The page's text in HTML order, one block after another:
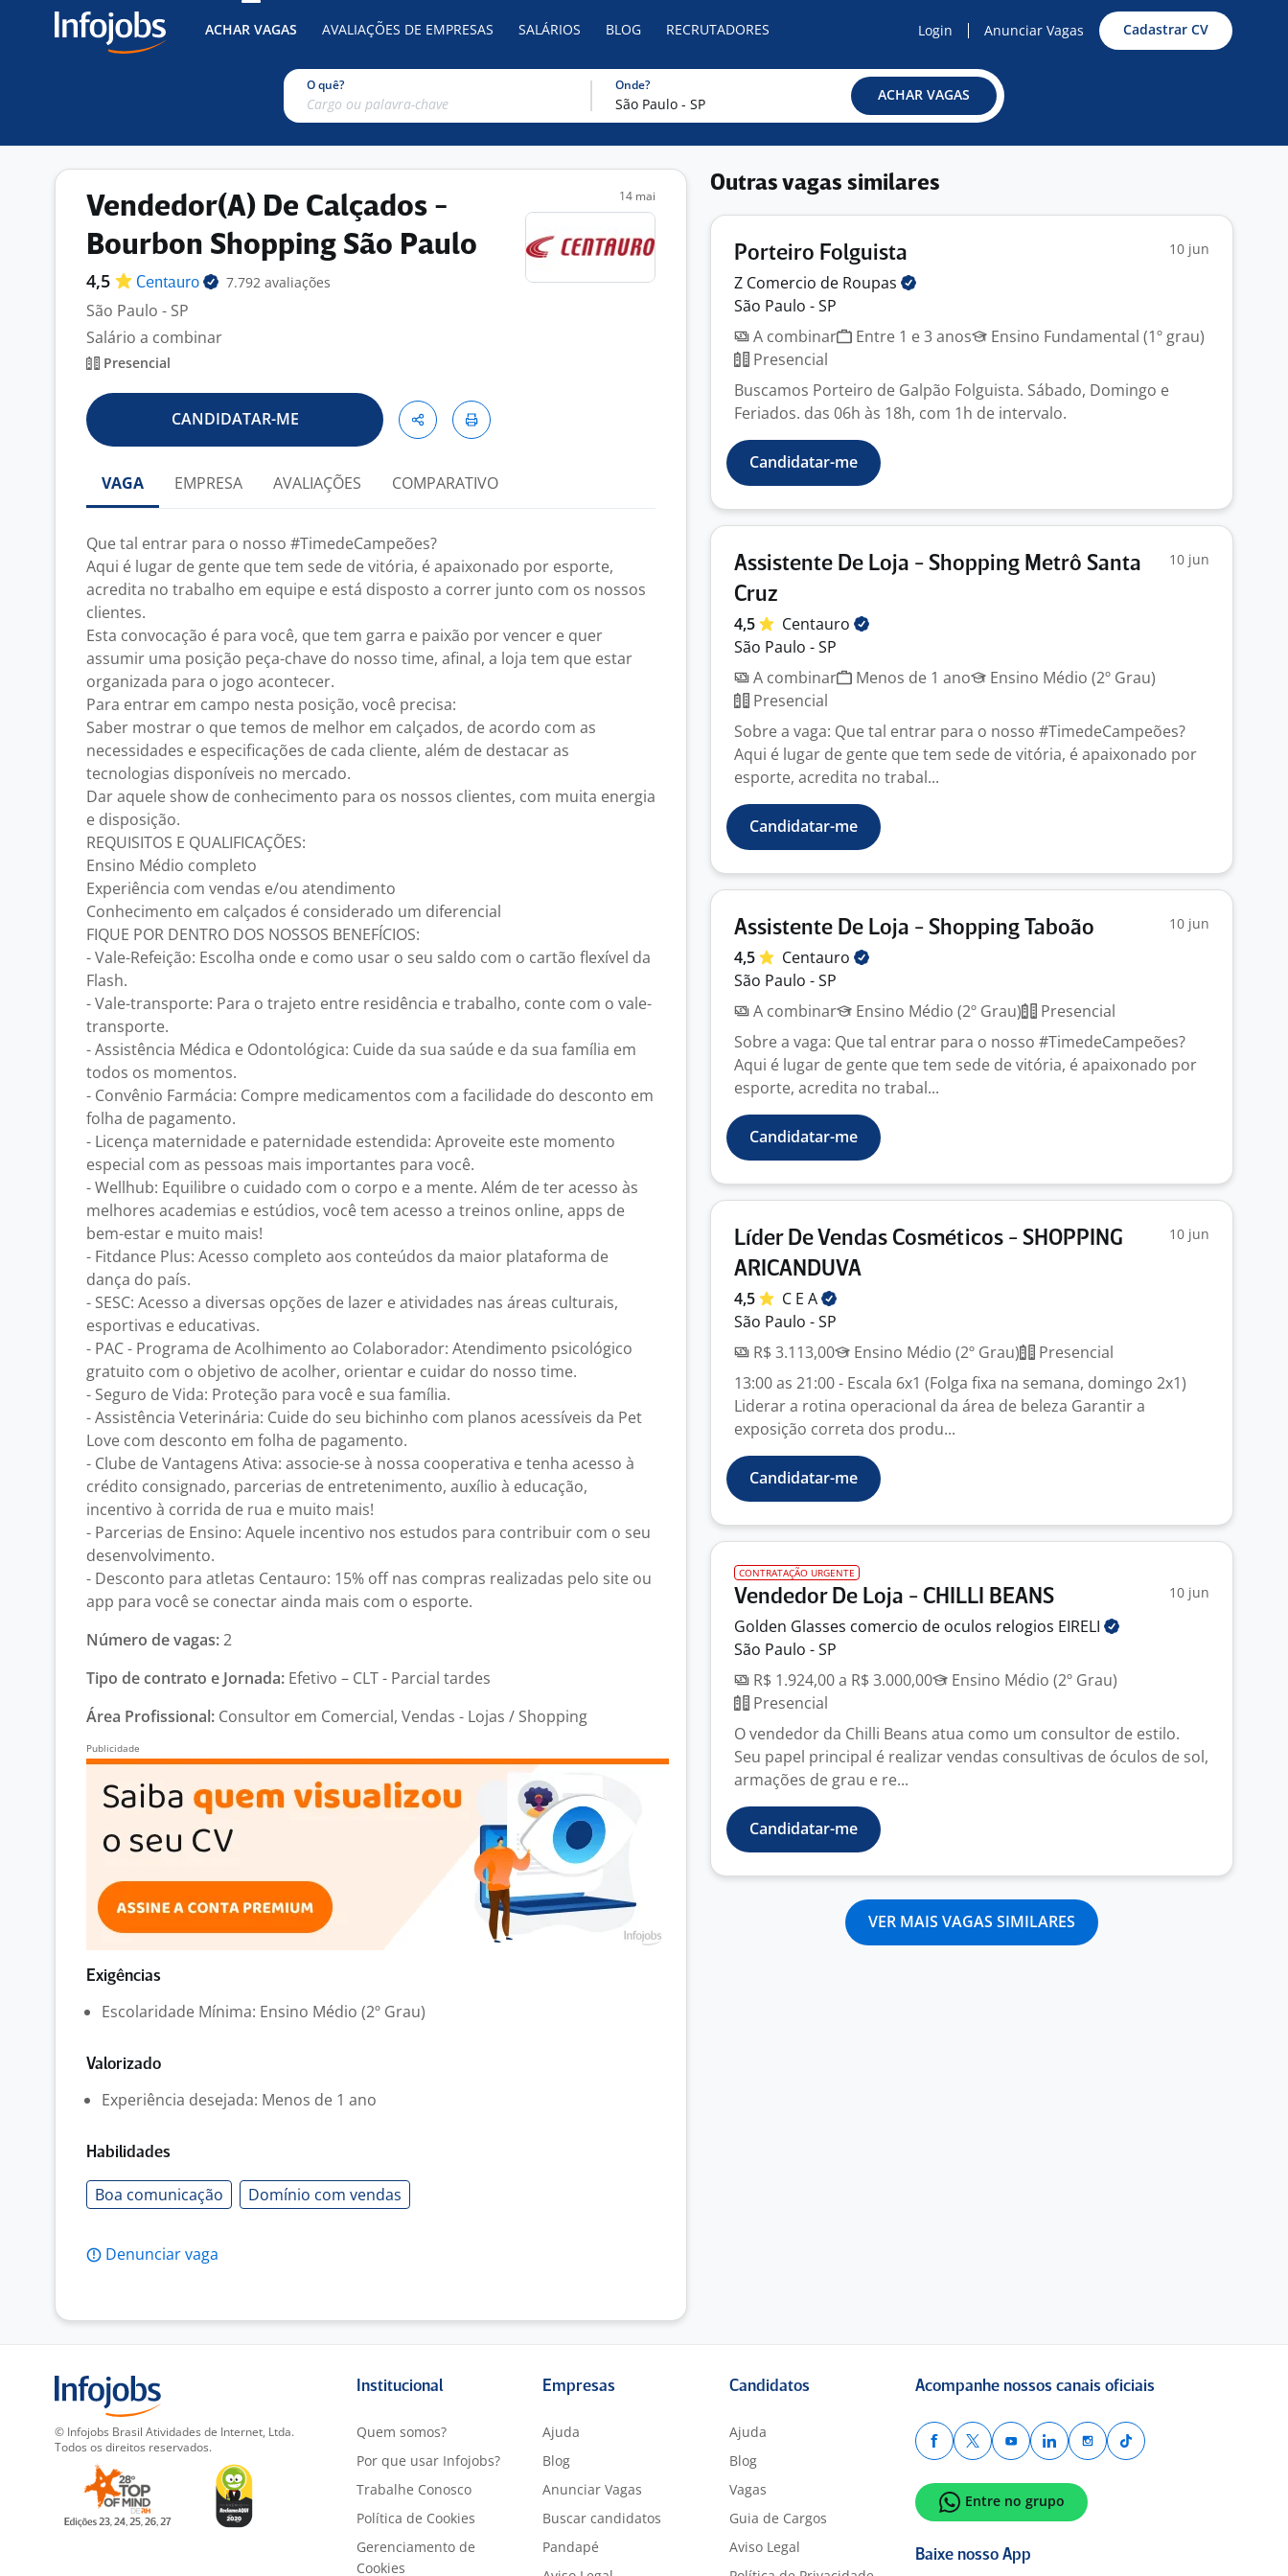
ACHAR VAGAS AVALIAÇÕES DE EMPRESAS SALÁRIOS BLOG RECRUTADORES Login Anunciar Vagas Cadastrar CV
O quê? Onde?
ACHAR VAGAS
Vendedor(A) De Calçados -
Bourbon Shopping São Paulo
4,5 Centauro 7.792 avaliações
São Paulo - SP
Salário a combinar
Presencial
14 mai
CANDIDATAR-ME
VAGA EMPRESA AVALIAÇÕES COMPARATIVO
Que tal entrar para o nosso #TimedeCampeões?
Aqui é lugar de gente que tem sede de vitória, é apaixonado por esporte,
acredita no trabalho em equipe e está disposto a correr junto com os nossos
clientes.
Esta convocação é para você, que tem garra e paixão por vencer e quer
assumir uma posição peça-chave do nosso time, afinal, a loja tem que estar
organizada para o jogo acontecer.
Para entrar em campo nesta posição, você precisa:
Saber mostrar o que temos de melhor em calçados, de acordo com as
necessidades e especificações de cada cliente, além de destacar as
tecnologias disponíveis no mercado.
Dar aquele show de conhecimento para os nossos clientes, com muita energia
e disposição.
REQUISITOS E QUALIFICAÇÕES:
Ensino Médio completo
Experiência com vendas e/ou atendimento
Conhecimento em calçados é considerado um diferencial
FIQUE POR DENTRO DOS NOSSOS BENEFÍCIOS:
- Vale-Refeição: Escolha onde e como usar o seu saldo com o cartão flexível da
Flash.
- Vale-transporte: Para o trajeto entre residência e trabalho, conte com o vale-
transporte.
- Assistência Médica e Odontológica: Cuide da sua saúde e da sua família em
todos os momentos.
- Convênio Farmácia: Compre medicamentos com a facilidade do desconto em
folha de pagamento.
- Licença maternidade e paternidade estendida: Aproveite este momento
especial com as pessoas mais importantes para você.
- Wellhub: Equilibre o cuidado com o corpo e a mente. Além de ter acesso às
melhores academias e estúdios, você tem acesso a treinos online, apps de
bem-estar e muito mais!
- Fitdance Plus: Acesso completo aos conteúdos da maior plataforma de
dança do país.
- SESC: Acesso a diversas opções de lazer e atividades nas áreas culturais,
esportivas e educativas.
- PAC - Programa de Acolhimento ao Colaborador: Atendimento psicológico
gratuito com o objetivo de acolher, orientar e cuidar do nosso time.
- Seguro de Vida: Proteção para você e sua família.
- Assistência Veterinária: Cuide do seu bichinho com planos acessíveis da Pet
Love com desconto em folha de pagamento.
- Clube de Vantagens Ativa: associe-se à nossa cooperativa e tenha acesso à
crédito consignado, parcerias de entretenimento, auxílio à educação,
incentivo à corrida de rua e muito mais!
- Parcerias de Ensino: Aquele incentivo nos estudos para contribuir com o seu
desenvolvimento.
- Desconto para atletas Centauro: 15% off nas compras realizadas pelo site ou
app para você se conectar ainda mais com o esporte.
Número de vagas:2
Tipo de contrato e Jornada: Efetivo – CLT - Parcial tardes
Área Profissional: Consultor em Comercial, Vendas - Lojas / Shopping
Exigências
Escolaridade Mínima: Ensino Médio (2º Grau)
Valorizado
Experiência desejada: Menos de 1 ano
Habilidades
Boa comunicação Domínio com vendas
Denunciar vaga
Outras vagas similares
Porteiro Folguista 10 jun
Z Comercio de Roupas
São Paulo - SP
A combinar
Entre 1 e 3 anos
Ensino Fundamental (1º grau)
Presencial
Buscamos Porteiro de Galpão Folguista. Sábado, Domingo e
Feriados. das 06h às 18h, com 1h de intervalo.
Candidatar-me
Assistente De Loja - Shopping Metrô Santa
Cruz
10 jun
4,5
Centauro
São Paulo - SP
A combinar
Menos de 1 ano
Ensino Médio (2º Grau)
Presencial
Sobre a vaga: Que tal entrar para o nosso #TimedeCampeões?
Aqui é lugar de gente que tem sede de vitória, é apaixonado por
esporte, acredita no trabal...
Candidatar-me
Assistente De Loja - Shopping Taboão 10 jun
4,5
Centauro
São Paulo - SP
A combinar
Ensino Médio (2º Grau)
Presencial
Sobre a vaga: Que tal entrar para o nosso #TimedeCampeões?
Aqui é lugar de gente que tem sede de vitória, é apaixonado por
esporte, acredita no trabal...
Candidatar-me
Líder De Vendas Cosméticos - SHOPPING
ARICANDUVA
10 jun
4,5 C E A
São Paulo - SP
R$ 3.113,00
Ensino Médio (2º Grau)
Presencial
13:00 as 21:00 - Escala 6x1 (Folga fixa na semana, domingo 2x1)
Liderar a rotina operacional da área de beleza Garantir a
exposição correta dos produ...
Candidatar-me
CONTRATAÇÃO URGENTE
Vendedor De Loja - CHILLI BEANS 10 jun
Golden Glasses comercio de oculos relogios EIRELI
São Paulo - SP
R$ 1.924,00 a R$ 3.000,00
Ensino Médio (2º Grau)
Presencial
O vendedor da Chilli Beans atua como um consultor de estilo.
Seu papel principal é realizar vendas consultivas de óculos de sol,
armações de grau e re...
Candidatar-me
VER MAIS VAGAS SIMILARES
© Infojobs Brasil Atividades de Internet, Ltda.
Todos os direitos reservados.
Institucional
Quem somos?
Por que usar Infojobs?
Trabalhe Conosco
Política de Cookies
Gerenciamento de
Cookies
Empresas
Ajuda
Blog
Anunciar Vagas
Buscar candidatos
Pandapé
Candidatos
Ajuda
Blog
Vagas
Guia de Cargos
Aviso Legal
Acompanhe nossos canais oficiais
Entre no grupo
Baixe nosso App